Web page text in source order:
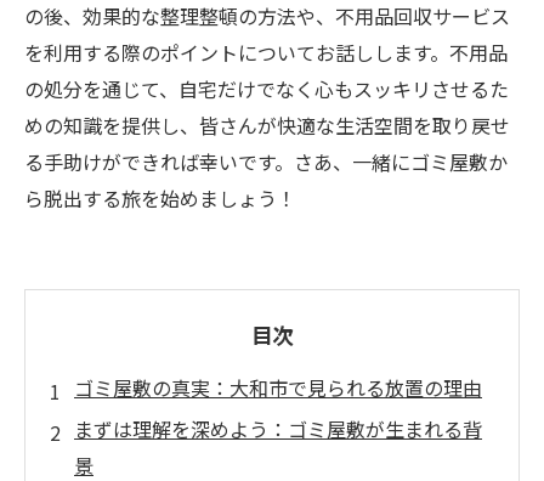
の後、効果的な整理整頓の方法や、不用品回収サービス
を利用する際のポイントについてお話しします。不用品
の処分を通じて、自宅だけでなく心もスッキリさせるた
めの知識を提供し、皆さんが快適な生活空間を取り戻せ
る手助けができれば幸いです。さあ、一緒にゴミ屋敷か
ら脱出する旅を始めましょう！
目次
ゴミ屋敷の真実：大和市で見られる放置の理由
まずは理解を深めよう：ゴミ屋敷が生まれる背
景